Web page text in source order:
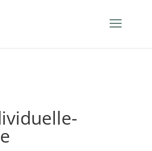
vous pour les Sophrologues